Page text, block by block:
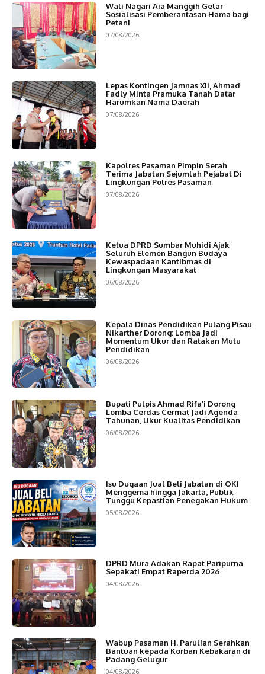
Wali Nagari Aia Manggih Gelar
Sosialisasi Pemberantasan Hama bagi
Petani
07/08/2026
Lepas Kontingen Jamnas XII, Ahmad
Fadly Minta Pramuka Tanah Datar
Harumkan Nama Daerah
07/08/2026
Kapolres Pasaman Pimpin Serah
Terima Jabatan Sejumlah Pejabat Di
Lingkungan Polres Pasaman
07/08/2026
Ketua DPRD Sumbar Muhidi Ajak
Seluruh Elemen Bangun Budaya
Kewaspadaan Kantibmas di
Lingkungan Masyarakat
06/08/2026
Kepala Dinas Pendidikan Pulang Pisau
Nikarther Dorong: Lomba Jadi
Momentum Ukur dan Ratakan Mutu
Pendidikan
06/08/2026
Bupati Pulpis Ahmad Rifa’i Dorong
Lomba Cerdas Cermat Jadi Agenda
Tahunan, Ukur Kualitas Pendidikan
06/08/2026
Isu Dugaan Jual Beli Jabatan di OKI
Menggema hingga Jakarta, Publik
Tunggu Kepastian Penegakan Hukum
05/08/2026
DPRD Mura Adakan Rapat Paripurna
Sepakati Empat Raperda 2026
04/08/2026
Wabup Pasaman H. Parulian Serahkan
Bantuan kepada Korban Kebakaran di
Padang Gelugur
04/08/2026